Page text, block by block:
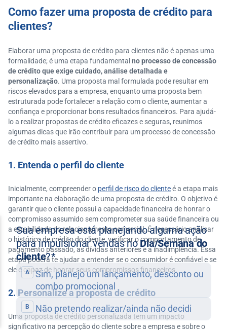
Como fazer uma proposta de crédito para
clientes?
Elaborar uma proposta de crédito para clientes não é apenas uma
formalidade; é uma etapa fundamental no processo de concessão
de crédito que exige cuidado, análise detalhada e
personalização. Uma proposta mal formulada pode resultar em
riscos elevados para a empresa, enquanto uma proposta bem
estruturada pode fortalecer a relação com o cliente, aumentar a
confiança e proporcionar bons resultados financeiros. Para ajudá-
lo a realizar propostas de crédito eficazes e seguras, reunimos
algumas dicas que irão contribuir para um processo de concessão
de crédito mais assertivo.
1. Entenda o perfil do cliente
Inicialmente, compreender o perfil de risco do clienteé a etapa mais
importante na elaboração de uma proposta de crédito. O objetivo é
garantir que o cliente possui a capacidade financeira de honrar o
compromisso assumido sem comprometer sua saúde financeira ou
a estabilidade do relacionamento comercial. É necessário analisar
o histórico de crédito do cliente, verificar o comportamento de
pagamento passado, as dívidas anteriores e a inadimplência. Essa
etapa poderá te ajudar a entender se o consumidor é confiável e se
ele é capaz de honrar seus compromissos financeiros.
2. Personalize a proposta de crédito
Uma proposta de crédito personalizada tem um impacto
significativo na percepção do cliente sobre a empresa e sobre o